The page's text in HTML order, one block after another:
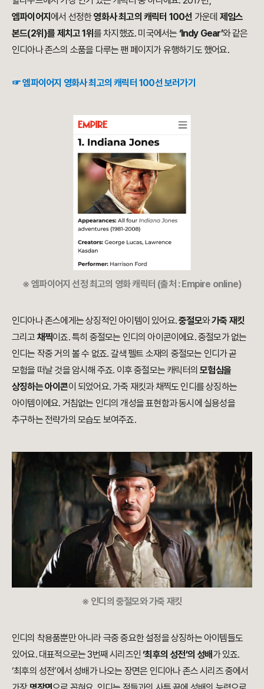
엠파이어지에서 선정한영화사 최고의 캐릭터 100선 가운데 제임스
본드(2위)를 제치고 1위를 차지했죠. 미국에서는 ‘Indy Gear’와 같은
인디아나 존스의 소품을 다루는 팬 페이지가 유행하기도 했어요.
☞ 엠파이어지 영화사 최고의 캐릭터 100선 보러가기
※ 엠파이어지 선정 최고의 영화 캐릭터 (출처 : Empire online)
인디아나 존스에게는 상징적인 아이템이 있어요.중절모와가죽 재킷
그리고 채찍이죠. 특히 중절모는 인디의 아이콘이에요. 중절모가 없는
인디는 작중 거의 볼 수 없죠. 갈색 펠트 소재의 중절모는 인디가 곧
모험을 떠날 것을 암시해 주죠. 이후 중절모는 캐릭터의모험심을
상징하는 아이콘이 되었어요. 가죽 재킷과 채찍도 인디를 상징하는
아이템이에요. 거침없는 인디의 개성을 표현함과 동시에 실용성을
추구하는 전략가의 모습도 보여주죠.
※ 인디의 중절모와 가죽 재킷
인디의 착용품뿐만 아니라 극중 중요한 설정을 상징하는 아이템들도
있어요. 대표적으로는 3번째 시리즈인 ‘최후의 성전’의 성배 가 있죠.
‘최후의 성전’에서 성배가 나오는 장면은 인디아나 존스 시리즈 중에서